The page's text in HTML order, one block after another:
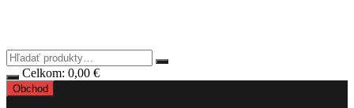
Celkom: 0,00 €
Obchod